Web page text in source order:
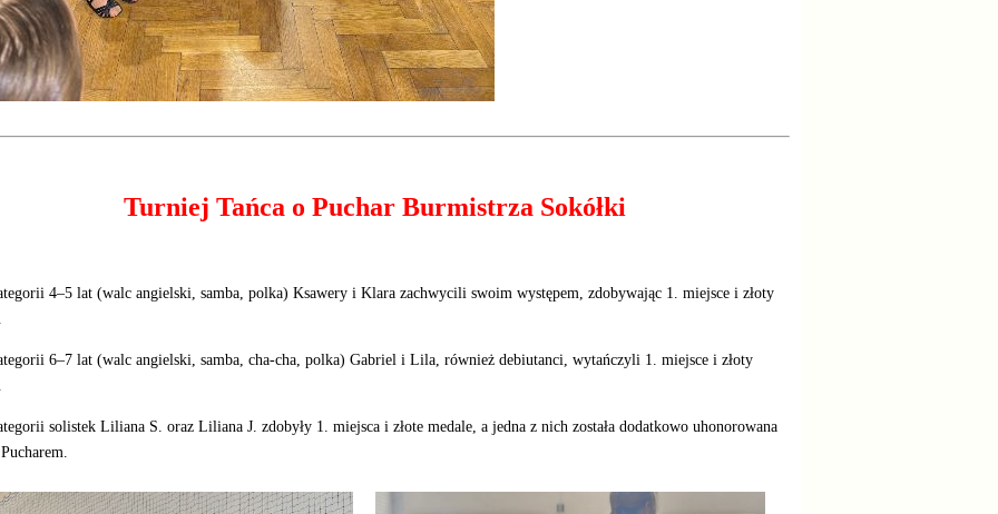
Turniej Tańca o Puchar Burmistrza Sokółki
4–5 lat (walc angielski, samba, polka) Ksawery i Klara zachwycili swoim występem, zdobywając 1. miejsce i złoty
6–7 lat (walc angielski, samba, cha-cha, polka) Gabriel i Lila, również debiutanci, wytańczyli 1. miejsce i złoty
solistek Liliana S. oraz Liliana J. zdobyły 1. miejsca i złote medale, a jedna z nich została dodatkowo uhonorowana